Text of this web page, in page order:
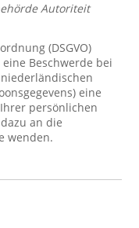
Autoriteit
(DSGVO)
Beschwerde bei
eine
persönlichen
an die
wenden.